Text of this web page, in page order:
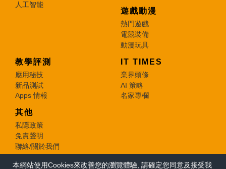
本網站使用Cookies來改善您的瀏覽體驗, 請確定您同意及接受我
人工智能
遊戲動漫
熱門遊戲
電競裝備
動漫玩具
教學評測
應用秘技
新品測試
Apps 情報
IT TIMES
業界頭條
AI 策略
名家專欄
其他
私隱政策
免責聲明
聯絡/關於我們
© 2026 e-zone. All Rights Reserved.